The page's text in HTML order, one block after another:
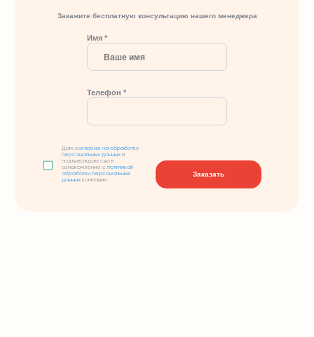
Закажите бесплатную консультацию нашего менеджера
Имя *
Телефон *
Даюсогласие на обработку
персональных данных и
подтверждаю свое
ознакомление сполитикой
обработки персональных
данных компании
Заказать